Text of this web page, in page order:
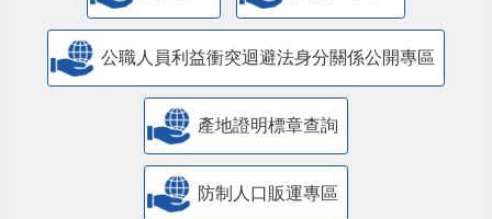
公職人員利益衝突迴避法身分關係公開專區
產地證明標章查詢
防制人口販運專區